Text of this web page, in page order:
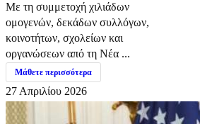
Με τη συμμετοχή χιλιάδων
ομογενών, δεκάδων συλλόγων,
κοινοτήτων, σχολείων και
οργανώσεων από τη Νέα ...
Μάθετε περισσότερα
27 Απριλίου 2026